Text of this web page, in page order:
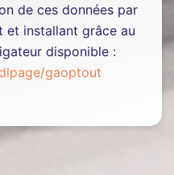
de ces données par
et installant grâce au
disponible :
gaoptout